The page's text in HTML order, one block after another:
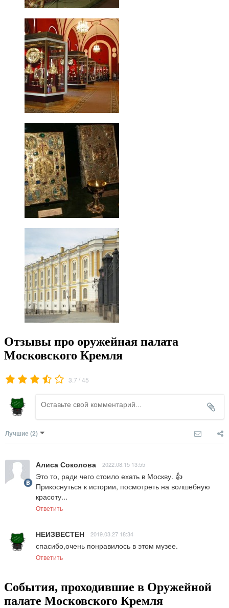
Отзывы про оружейная палата
Московского Кремля
3.7 /45
Лучшие (2)
Алиса Соколова 2022.08.15 13:55
Это то, ради чего стоило ехать в Москву. 👍
Прикоснуться к истории, посмотреть на волшебную
красоту...
Ответить
НЕИЗВЕСТЕН 2019.03.27 18:34
спасибо,очень понравилось в этом музее.
Ответить
События, проходившие в Оружейной
палате Московского Кремля